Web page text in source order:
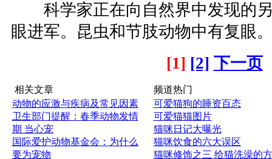
科学家正在向自然界中发现的
眼进军。昆虫和节肢动物中有复眼
[1] [2] 下一页
相关文章
动物的应激与疾病及常见因素
卫生部门提醒：春季动物发情
期 当心宠
国际爱护动物基金会：为什么
要为宠物
频道热门
可爱猫狗的睡资百态
可爱猫猫图片
猫咪日记大曝光
猫咪饮食的六大误区
猫咪修饰之三 给猫洗澡的